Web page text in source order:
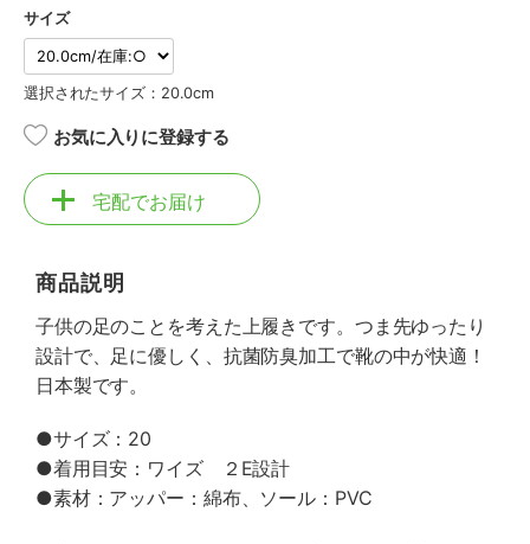
サイズ
選択されたサイズ：20.0cm
お気に入りに登録する
宅配でお届け
商品説明
子供の足のことを考えた上履きです。つま先ゆったり
設計で、足に優しく、抗菌防臭加工で靴の中が快適！
日本製です。
●サイズ：20
●着用目安：ワイズ ２E設計
●素材：アッパー：綿布、ソール：PVC